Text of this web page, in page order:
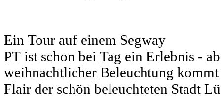
Ein Tour auf einem Segway
PT ist schon bei Tag ein Erlebnis -
weihnachtlicher Beleuchtung kommt
Flair der schön beleuchteten Stadt